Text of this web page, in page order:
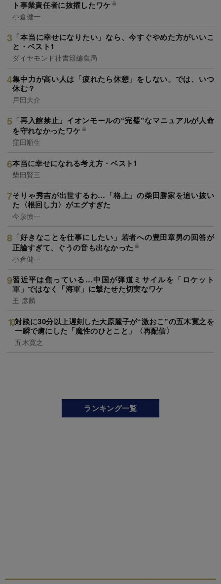
ト事業責任者に抜擢したワケ
小倉健一
「本当に幸せになりたい」なら、今すぐやめた方がいいこ
と・ベスト1
ダイヤモンド社書籍編集局
集中力が高い人は「疲れたら休憩」をしない。では、いつ
休む？
戸田大介
「再入館禁止」イオンモールの“完璧”なマニュアルが人命
を守れなかったワケ
窪田順生
本当に幸せになれる考え方・ベスト1
柴田賢三
そりゃ秀吉が出世するわ…「格上」の柴田勝家を追い抜い
た〈根回し力〉がエグすぎた
今泉慎一
「好きなことを仕事にしたい」若者への豊田章男の回答が
正論すぎて、ぐうの音も出なかった
小倉健一
習近平は焦っている…中国が弾道ミサイルを「ロケット
軍」ではなく「海軍」に撃たせた切実なワケ
王 彦麟
対談に30分以上遅刻した大原麗子が“激おこ”の五木寛之を
一瞬で虜にした「魔性のひとこと」〈再配信〉
五木寛之
ランキング一覧